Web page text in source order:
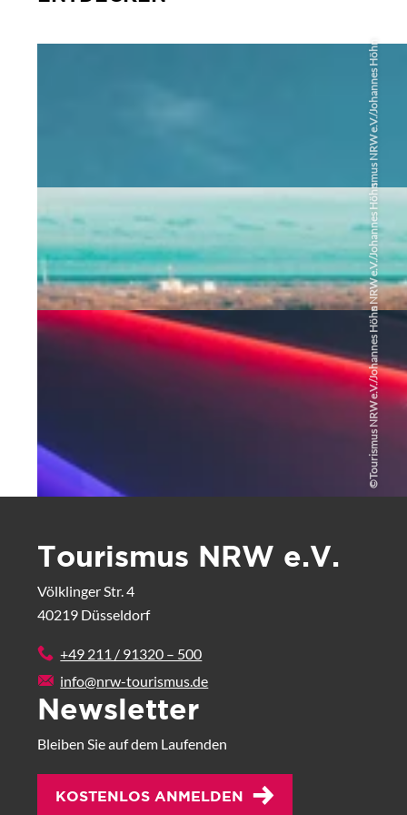
©
Tourismus NRW e.V./Johannes Höhn
ROUND TABLE NATURTOURISMUS,
©
Tourismus NRW e.V./Johannes Höhn
Themen
ROUND TABLE KULTURTOURISMUS
MEHR LESEN
©
Tourismus NRW e.V./Johannes Höhn
ROUND TABLE MICE-LAND NRW
Tourismus NRW e.V.
Völklinger Str. 4
40219 Düsseldorf
+49 211 / 91320 – 500
info@nrw-tourismus.de
Newsletter
Bleiben Sie auf dem Laufenden
KOSTENLOS ANMELDEN